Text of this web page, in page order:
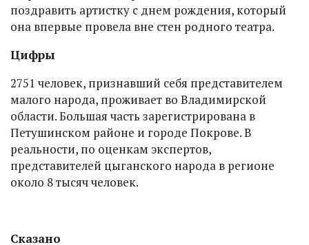
поздравить артистку с днем рождения, который
она впервые провела вне стен родного театра.
Цифры
2751 человек, признавший себя представителем
малого народа, проживает во Владимирской
области. Большая часть зарегистрирована в
Петушинском районе и городе Покрове. В
реальности, по оценкам экспертов,
представителей цыганского народа в регионе
около 8 тысяч человек.
Сказано